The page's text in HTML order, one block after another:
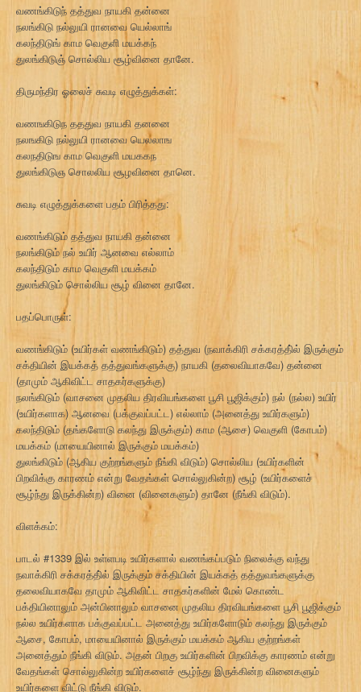
வணங்கிடுந் தத்துவ நாயகி தன்னை
நலங்கிடு நல்லுயி ரானவை யெல்லாங்
கலந்திடுங் காம வெகுளி மயக்கந்
துலங்கிடுஞ் சொல்லிய சூழ்வினை தானே.
திருமந்திர ஓலைச் சுவடி எழுத்துக்கள்:
வணஙகிடுந தததுவ நாயகி தனனை
நலஙகிடு நல்லுயி ரானவை யெலலாங
கலநதிடுங காம வெகுளி மயககந
துலங்கிடுஞ சொலலிய சூழவினை தானெ.
சுவடி எழுத்துக்களை பதம் பிரித்தது:
வணங்கிடும் தத்துவ நாயகி தன்னை
நலங்கிடும் நல் உயிர் ஆனவை எல்லாம்
கலந்திடும் காம வெகுளி மயக்கம்
துலங்கிடும் சொல்லிய சூழ் வினை தானே.
பதப்பொருள்:
வணங்கிடும் (உயிர்கள் வணங்கிடும்) தத்துவ (நவாக்கிரி சக்கரத்தி்ல் இருக்கும்
சக்தியின் இயக்கத் தத்துவங்களுக்கு) நாயகி (தலைவியாகவே) தன்னை
(தாமும் ஆகிவிட்ட சாதகர்களுக்கு)
நலங்கிடும் (வாசனை முதலிய திரவியங்களை பூசி பூஜிக்கும்) நல் (நல்ல) உயிர்
(உயிர்களாக) ஆனவை (பக்குவப்பட்ட) எல்லாம் (அனைத்து உயிர்களும்)
கலந்திடும் (தங்களோடு கலந்து இருக்கும்) காம (ஆசை) வெகுளி (கோபம்)
மயக்கம் (மாயையினால் இருக்கும் மயக்கம்)
துலங்கிடும் (ஆகிய குற்றங்களும் நீங்கி விடும்) சொல்லிய (உயிர்களின்
பிறவிக்கு காரணம் என்று வேதங்கள் சொல்லுகின்ற) சூழ் (உயிர்களைச்
சூழ்ந்து இருக்கின்ற) வினை (வினைகளும்) தானே (நீங்கி விடும்).
விளக்கம்:
பாடல் #1339 இல் உள்ளபடி உயிர்களால் வணங்கப்படும் நிலைக்கு வந்து
நவாக்கிரி சக்கரத்தி்ல் இருக்கும் சக்தியின் இயக்கத் தத்துவங்களுக்கு
தலைவியாகவே தாமும் ஆகிவிட்ட சாதகர்களின் மேல் கொண்ட
பக்தியினாலும் அன்பினாலும் வாசனை முதலிய திரவியங்களை பூசி பூஜிக்கும்
நல்ல உயிர்களாக பக்குவப்பட்ட அனைத்து உயிர்களோடும் கலந்து இருக்கும்
ஆசை, கோபம், மாயையினால் இருக்கும் மயக்கம் ஆகிய குற்றங்கள்
அனைத்தும் நீங்கி விடும். அதன் பிறகு உயிர்களின் பிறவிக்கு காரணம் என்று
வேதங்கள் சொல்லுகின்ற உயிர்களைச் சூழ்ந்து இருக்கின்ற வினைகளும்
உயிர்களை விட்டு நீங்கி விடும்.